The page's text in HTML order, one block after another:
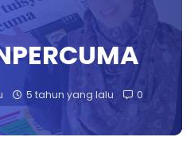
5 tahun yang lalu 0